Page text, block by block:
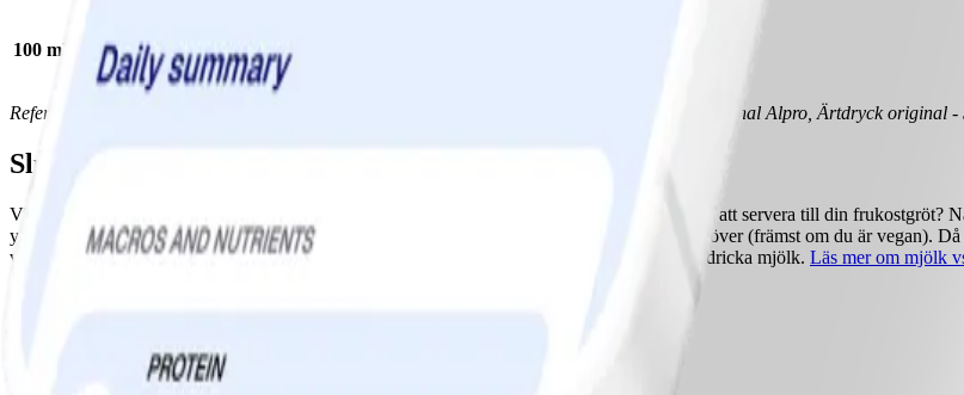
100 ml Havredryck Mandeldryck Sojadryck
Referens: Havredryck 1,5% - Oatly, Mandeldryck - mandel original Alpro, Sojadryck - soja original Alpro, Ärtdryck original -
Slutsats
Visst är det spännande att det finns så mycket att välja på! Kanske hittar du en ny favoritdryck att servera till din frukostgröt?
yoghurt och ost från din kost, är att det kan vara svårt att få i dig alla de näringsämnen du behöver (främst om du är vegan).
växtbaserade drycker är ett bra alternativ för dig som, av olika anledningar, inte vill eller kan dricka mjölk. Läs mer om mjölk